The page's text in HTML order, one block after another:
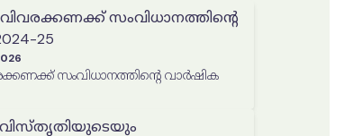
സംവിധാനത്തിൻ്റെ
25
സംവിധാനത്തിൻ്റെ വാർഷിക
വിസ്തൃതിയുടെയും